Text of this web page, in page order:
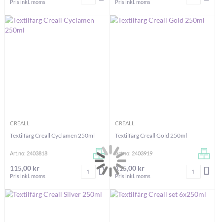
Pris inkl. moms Pris inkl. moms
CREALL
Textilfärg Creall Cyclamen 250ml
Art.no: 2403818
115,00 kr
Pris inkl. moms
Antal LÄGG I VARUKORGEN
CREALL
Textilfärg Creall Gold 250ml
Art.no: 2403919
115,00 kr
Pris inkl. moms
Antal